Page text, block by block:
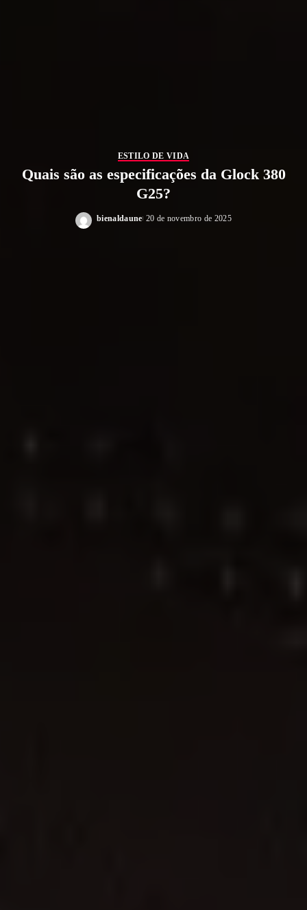
ESTILO DE VIDA
Quais são as especificações da Glock 380
G25?
Posted
bienaldaune 20 de novembro de 2025